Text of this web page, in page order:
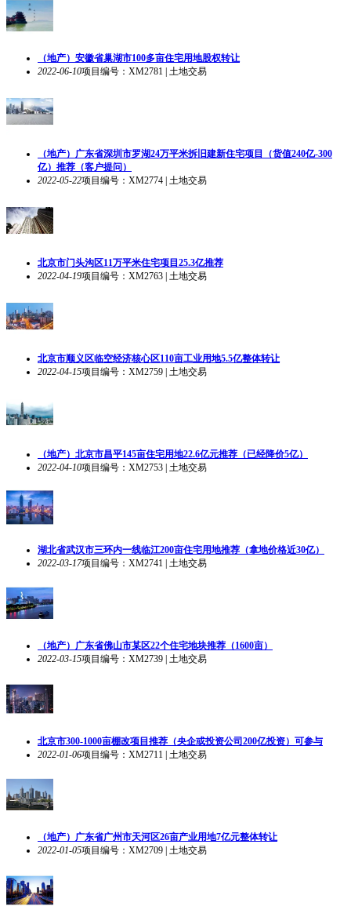
（地产）安徽省巢湖市100多亩住宅用地股权转让
2022-06-10项目编号：XM2781 | 土地交易
（地产）广东省深圳市罗湖24万平米拆旧建新住宅项目（货值240亿-300
亿）推荐（客户提问）
2022-05-22项目编号：XM2774 | 土地交易
北京市门头沟区11万平米住宅项目25.3亿推荐
2022-04-19项目编号：XM2763 | 土地交易
北京市顺义区临空经济核心区110亩工业用地5.5亿整体转让
2022-04-15项目编号：XM2759 | 土地交易
（地产）北京市昌平145亩住宅用地22.6亿元推荐（已经降价5亿）
2022-04-10项目编号：XM2753 | 土地交易
湖北省武汉市三环内一线临江200亩住宅用地推荐（拿地价格近30亿）
2022-03-17项目编号：XM2741 | 土地交易
（地产）广东省佛山市某区22个住宅地块推荐（1600亩）
2022-03-15项目编号：XM2739 | 土地交易
北京市300-1000亩棚改项目推荐（央企或投资公司200亿投资）可参与
2022-01-06项目编号：XM2711 | 土地交易
（地产）广东省广州市天河区26亩产业用地7亿元整体转让
2022-01-05项目编号：XM2709 | 土地交易